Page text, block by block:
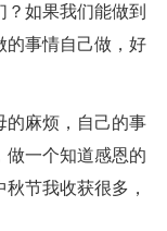
如果我们能做到
的事情自己做，好
的麻烦，自己的事
做一个知道感恩的
节我收获很多，